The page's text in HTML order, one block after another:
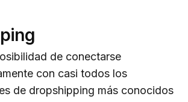
de conectarse
con casi todos los
de dropshipping más conocidos